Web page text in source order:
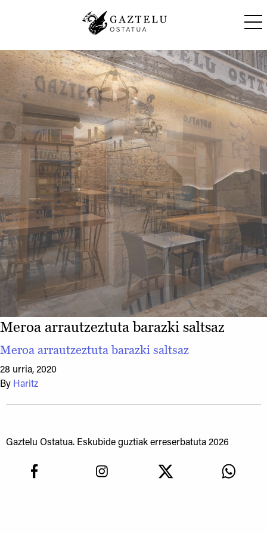
Meroa arrautzeztuta barazki saltsaz
Meroa arrautzeztuta barazki saltsaz
28 urria, 2020
By Haritz
Gaztelu Ostatua. Eskubide guztiak erreserbatuta 2026